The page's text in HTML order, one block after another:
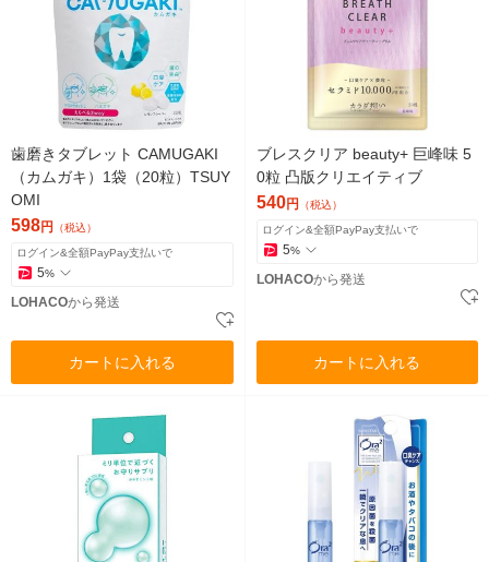
歯磨きタブレット CAMUGAKI
（カムガキ）1袋（20粒）TSUY
OMI
598円 （税込）
ログイン&全額PayPay支払いで
5%
LOHACOから発送
カートに入れる
ブレスクリア beauty+ 巨峰味 5
0粒 凸版クリエイティブ
540円 （税込）
ログイン&全額PayPay支払いで
5%
LOHACOから発送
カートに入れる